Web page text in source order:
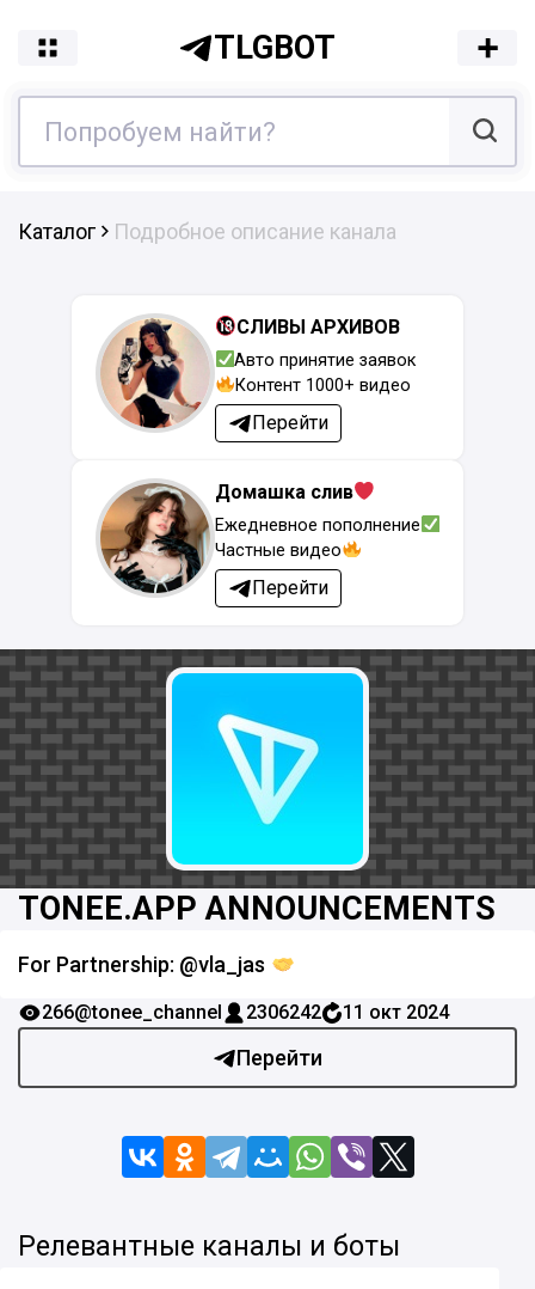
TLGBOT
Каталог Подробное описание канала
СЛИВЫ АРХИВОВ
Авто принятие заявок
Контент 1000+ видео
Перейти
Домашка слив
Ежедневное пополнение
Частные видео
Перейти
TONEE.APP ANNOUNCEMENTS
For Partnership: @vla_jas
Перейти
266@tonee_channel 2306242 11 окт 2024
Релевантные каналы и боты